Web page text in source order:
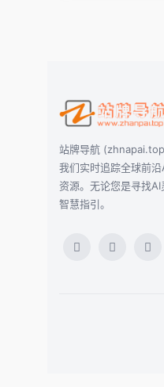
站牌导航
我们实时追踪全球前
资源。无论您是寻找
智慧指引。